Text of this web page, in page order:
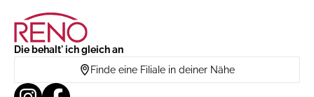
Die behalt' ich gleich an
Finde eine Filiale in deiner Nähe